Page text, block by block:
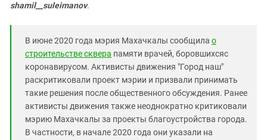
shamil__suleimanov.
В июне 2020 года мэрия Махачкалы сообщила о
строительстве сквера памяти врачей, боровшихсяс
коронавирусом. Активисты движения "Город наш"
раскритиковали проект мэрии и призвали принимать
такие решения после общественного обсуждения. Ранее
активисты движения также неоднократно критиковали
мэрию Махачкалы за проекты благоустройства города.
В частности, в начале 2020 года они указали на